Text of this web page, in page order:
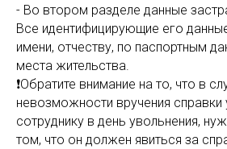
- Во втором разделе данные
Все идентифицирующие его
имени, отчеству, по паспортным
места жительства.
❗Обратите внимание на то, что в
невозможности вручения
сотруднику в день увольнения,
том, что он должен явиться за